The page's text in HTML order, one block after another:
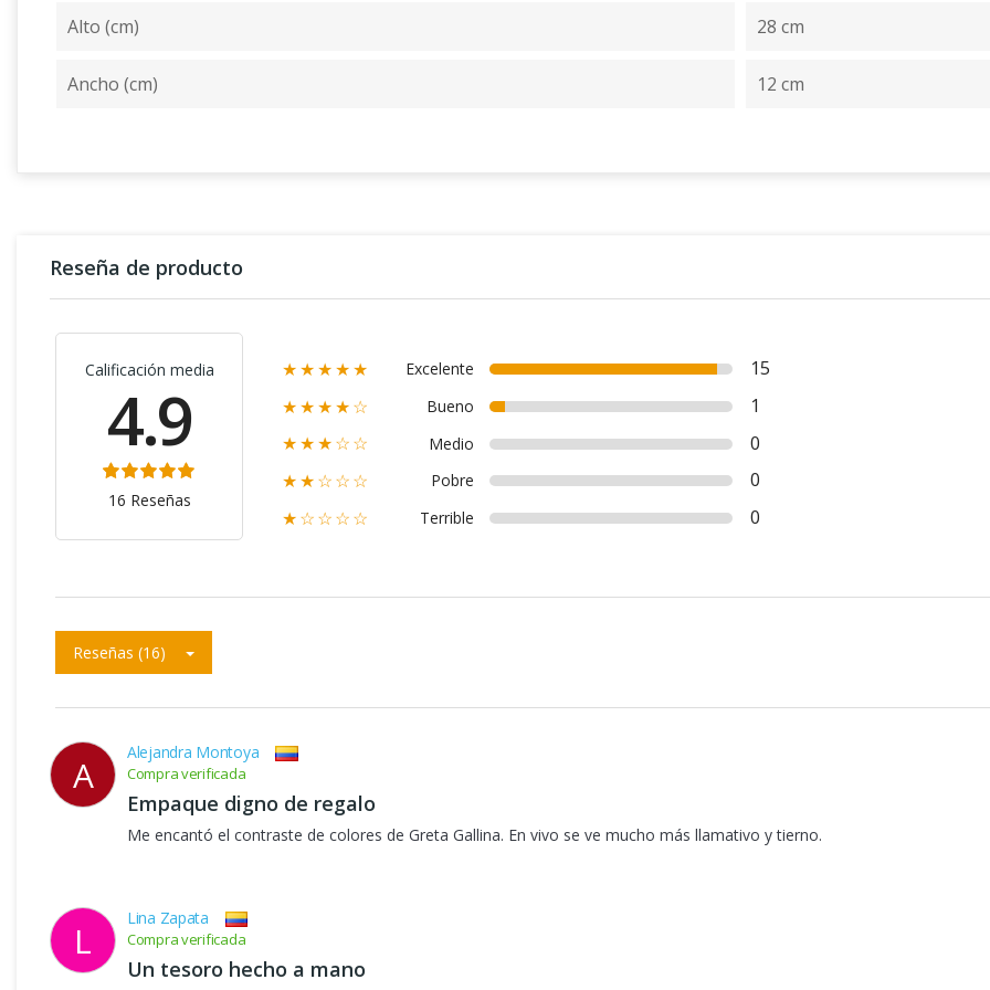
Alto (cm) 28 cm
Ancho (cm) 12 cm
Reseña de producto
Calificación media
4.9
16 Reseñas
★★★★★ Excelente 15
★★★★☆ Bueno 1
★★★☆☆ Medio 0
★★☆☆☆ Pobre 0
★☆☆☆☆ Terrible 0
Reseñas (16)
A
Alejandra Montoya
Compra verificada
Empaque digno de regalo
Me encantó el contraste de colores de Greta Gallina. En vivo se ve mucho más llamativo y tierno.
L
Lina Zapata
Compra verificada
Un tesoro hecho a mano